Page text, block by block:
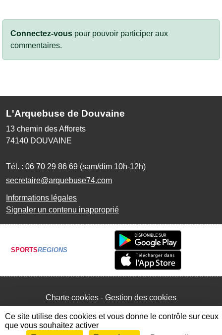
Connectez-vous pour pouvoir participer aux
commentaires.
L'Arquebuse de Douvaine
13 chemin des Afforets
74140 DOUVAINE
Tél. : 06 70 29 86 69 (sam/dim 10h-12h)
secretaire@arquebuse74.com
Informations légales
Signaler un contenu inapproprié
SPORTSREGIONS
Charte cookies Gestion des cookies
Ce site utilise des cookies et vous donne le contrôle sur ceux
que vous souhaitez activer